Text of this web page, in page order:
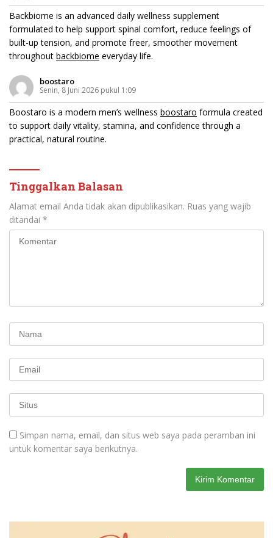
Backbiome is an advanced daily wellness supplement
formulated to help support spinal comfort, reduce feelings of
built-up tension, and promote freer, smoother movement
throughout backbiome everyday life.
boostaro
Senin, 8 Juni 2026 pukul 1:09
Boostaro is a modern men’s wellness boostaro formula created
to support daily vitality, stamina, and confidence through a
practical, natural routine.
Tinggalkan Balasan
Alamat email Anda tidak akan dipublikasikan. Ruas yang wajib
ditandai *
Simpan nama, email, dan situs web saya pada peramban ini
untuk komentar saya berikutnya.